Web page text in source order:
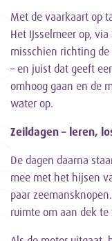
Met de vaarkaart op
Het IJsselmeer op,
misschien richting de
– en juist dat geeft
omhoog gaan en de
water op.
Zeildagen – leren,
De dagen daarna
mee met het hijsen
paar
ruimte om aan dek